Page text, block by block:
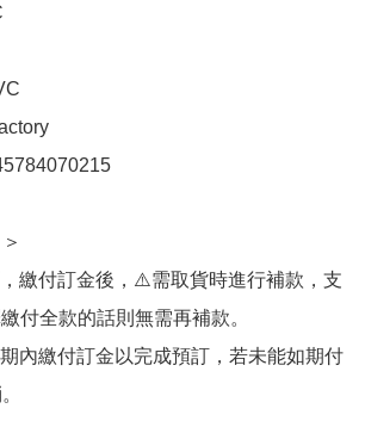
繳付訂金後，⚠️需取貨時進行補款，支
付全款的話則無需再補款。
內繳付訂金以完成預訂，若未能如期付